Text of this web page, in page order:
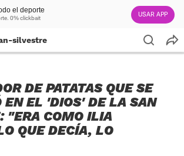
el deporte
0% clickbait USAR APP
silvestre
DE PATATAS QUE SE
EN EL 'DIOS' DE LA SAN
"ERA COMO ILIA
QUE DECÍA, LO